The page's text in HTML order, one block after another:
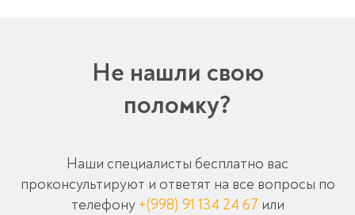
Не нашли свою
поломку?
Наши специалисты бесплатно вас
проконсультируют и ответят на все вопросы по
телефону +(998) 91 134 24 67 или